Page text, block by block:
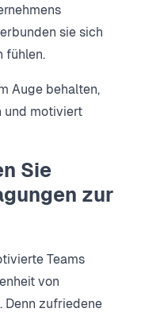
sie sich
fühlen.
Auge behalten,
und motiviert
Sie
zur
Teams
von
Denn zufriedene